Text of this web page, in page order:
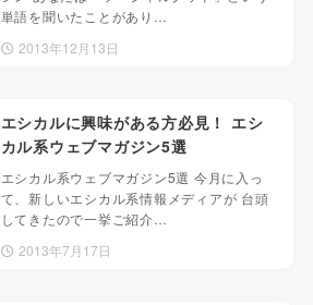
単語を聞いたことがあり…
2013年12月13日
エシカルに興味がある方必見！ エシ
カル系ウェブマガジン5選
エシカル系ウェブマガジン5選 今月に入っ
て、新しいエシカル系情報メディアが 台頭
してきたので一挙ご紹介…
2013年7月17日